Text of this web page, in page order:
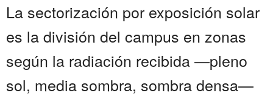
La sectorización por exposición solar
es la división del campus en zonas
según la radiación recibida —pleno
sol, media sombra, sombra densa—